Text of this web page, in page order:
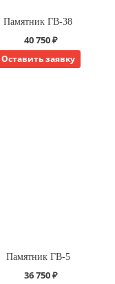
Памятник ГВ-38
40 750 ₽
Оставить заявку
Памятник ГВ-5
36 750 ₽